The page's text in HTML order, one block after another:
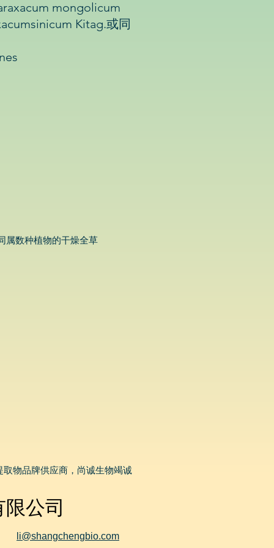
mongolicum
Kitag.或同
属数种植物的干燥全草
物品牌供应商，尚诚生物竭诚
公司
li@shangchengbio.com